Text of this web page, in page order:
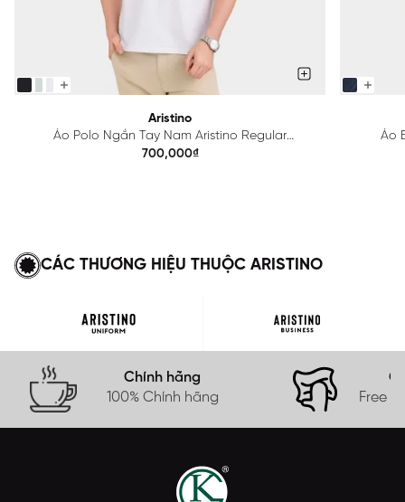
Aristino
Áo Polo Ngắn Tay Nam Aristino Regular
APS615EDP01
700,000₫
Áo
CÁC THƯƠNG HIỆU THUỘC ARISTINO
Chính hãng
100% Chính hãng
Free